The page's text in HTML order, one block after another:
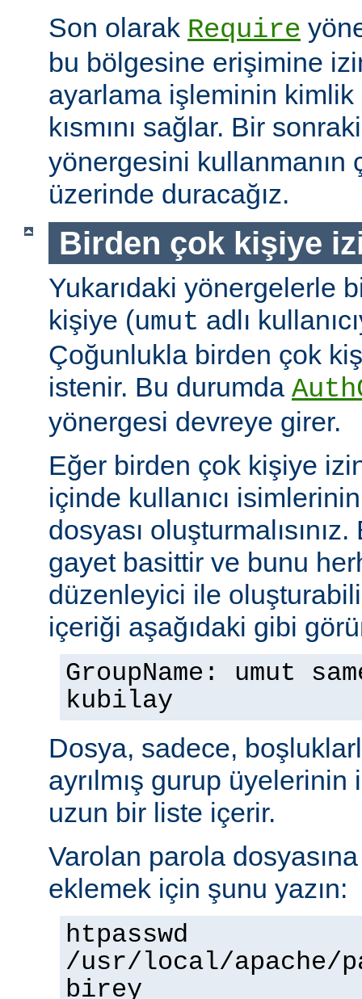
Son olarak Require
bu bölgesine erişimine
ayarlama işleminin kimlik
kısmını sağlar. Bir
yönergesini kullanmanın
üzerinde duracağız.
Birden çok kişiye
Yukarıdaki yönergelerle
kişiye (umut adlı
Çoğunlukla birden çok
istenir. Bu durumda
yönergesi devreye girer.
Eğer birden çok kişiye
içinde kullanıcı
dosyası
gayet basittir ve bunu
düzenleyici ile
içeriği aşağıdaki gibi
GroupName: umut
kubilay
Dosya, sadece,
ayrılmış gurup
uzun bir liste içerir.
Varolan parola dosyasına
eklemek için şunu yazın:
htpasswd
/usr/local/apache/
birey